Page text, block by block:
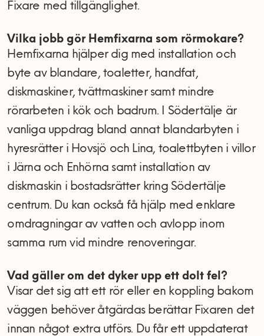
Fixare med tillgänglighet.
Vilka jobb gör Hemfixarna som rörmokare?
Hemfixarna hjälper dig med installation och
byte av blandare, toaletter, handfat,
diskmaskiner, tvättmaskiner samt mindre
rörarbeten i kök och badrum. I Södertälje är
vanliga uppdrag bland annat blandarbyten i
hyresrätter i Hovsjö och Lina, toalettbyten i villor
i Järna och Enhörna samt installation av
diskmaskin i bostadsrätter kring Södertälje
centrum. Du kan också få hjälp med enklare
omdragningar av vatten och avlopp inom
samma rum vid mindre renoveringar.
Vad gäller om det dyker upp ett dolt fel?
Visar det sig att ett rör eller en koppling bakom
väggen behöver åtgärdas berättar Fixaren det
innan något extra utförs. Du får ett uppdaterat